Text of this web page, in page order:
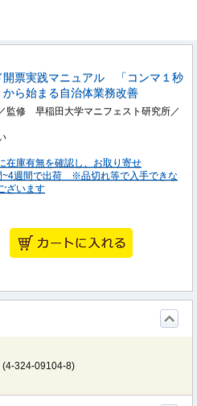
開票実践マニュアル 「コンマ１秒
から始まる自治体業務改善
監修 早稲田大学マニフェスト研究所／
在庫有無を確認し、お取り寄せ
~4週間で出荷 ※品切れ等で入手できな
ざいます
(4-324-09104-8)